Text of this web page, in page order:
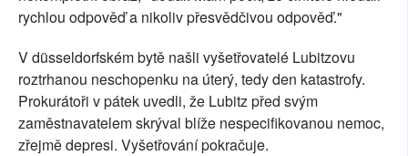
rychlou odpověď a nikoliv přesvědčivou odpověď."
V düsseldorfském bytě našli vyšetřovatelé Lubitzovu
roztrhanou neschopenku na úterý, tedy den katastrofy.
Prokurátoři v pátek uvedli, že Lubitz před svým
zaměstnavatelem skrýval blíže nespecifikovanou nemoc,
zřejmě depresi. Vyšetřování pokračuje.